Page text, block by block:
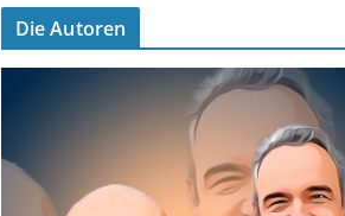
Die Autoren